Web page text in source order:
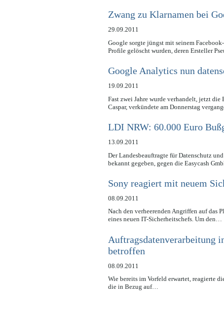
Zwang zu Klarnamen bei
29.09.2011
Google sorgte jüngst mit seinem
Profile gelöscht wurden, deren Ersteller
Google Analytics nun
19.09.2011
Fast zwei Jahre wurde verhandelt, jetzt
Caspar, verkündete am Donnerstag
LDI NRW: 60.000 Euro
13.09.2011
Der Landesbeauftragte für Datenschutz
bekannt gegeben, gegen die Easycash
Sony reagiert mit neuem
08.09.2011
Nach den verheerenden Angriffen auf das
eines neuen IT-Sicherheitschefs. Um den…
Auftragsdatenverarbeitung
betroffen
08.09.2011
Wie bereits im Vorfeld erwartet, reagierte
die in Bezug auf…